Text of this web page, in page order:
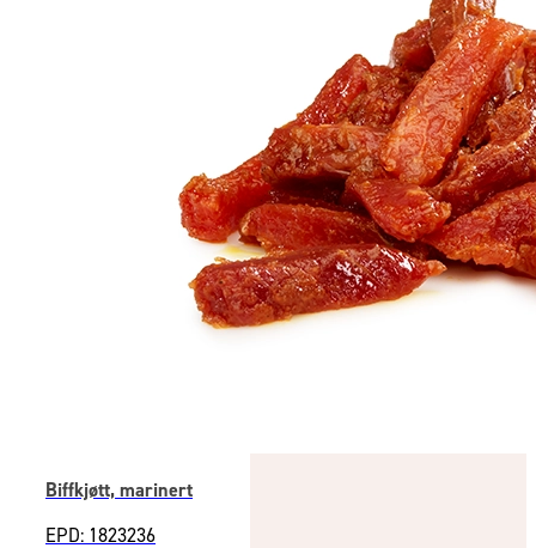
Biffkjøtt, marinert
EPD: 1823236